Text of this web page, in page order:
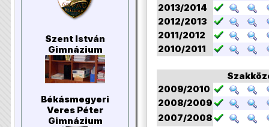
Szent István
Gimnázium
Békásmegyeri
Veres Péter
Gimnázium
2013/2014
2012/2013
2011/2012
2010/2011
2009/2010
2008/2009
2007/2008